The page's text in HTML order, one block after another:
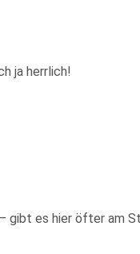
ja herrlich!
gibt es hier öfter am